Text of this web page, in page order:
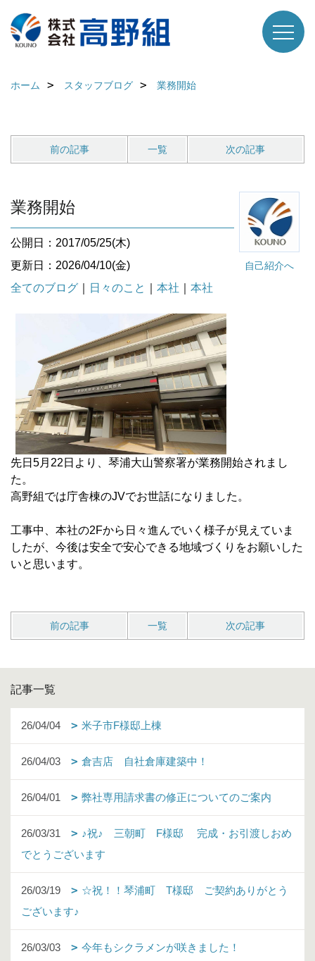
ホーム スタッフブログ 業務開始
前の記事 一覧 次の記事
自己紹介へ
業務開始
公開日：2017/05/25(木)
更新日：2026/04/10(金)
全てのブログ
日々のこと 本社 本社
先日5月22日より、琴浦大山警察署が業務開始されまし
た。
高野組では庁舎棟のJVでお世話になりました。
工事中、本社の2Fから日々進んでいく様子が見えていま
したが、今後は安全で安心できる地域づくりをお願いした
いと思います。
前の記事 一覧 次の記事
記事一覧
26/04/04 米子市F様邸上棟
26/04/03 倉吉店 自社倉庫建築中！
26/04/01 弊社専用請求書の修正についてのご案内
26/03/31
♪祝♪ 三朝町 F様邸 完成・お引渡しおめ
でとうございます
26/03/19
☆祝！！琴浦町 T様邸 ご契約ありがとう
ございます♪
26/03/03 今年もシクラメンが咲きました！